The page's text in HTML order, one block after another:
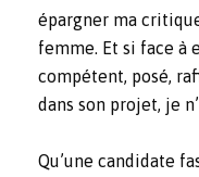
épargner ma
femme. Et si face à
compétent, posé,
dans son projet, je
Qu’une candidate